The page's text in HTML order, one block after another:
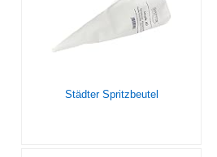
Städter Spritzbeutel